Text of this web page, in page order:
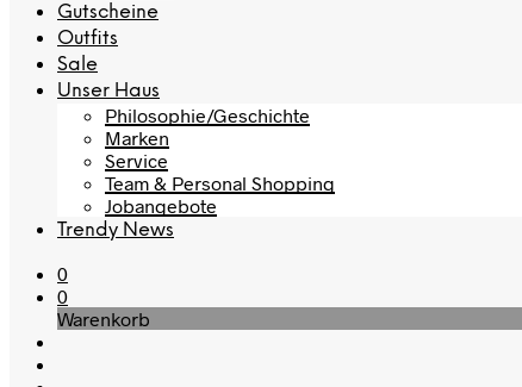
Gutscheine
Outfits
Sale
Unser Haus
Philosophie/Geschichte
Marken
Service
Team & Personal Shopping
Jobangebote
Trendy News
0
0
Warenkorb